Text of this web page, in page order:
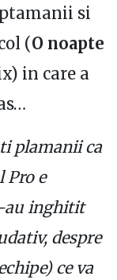
si
(O noapte
in care a
plamanii ca
Pro e
au inghitit
despre
ce va